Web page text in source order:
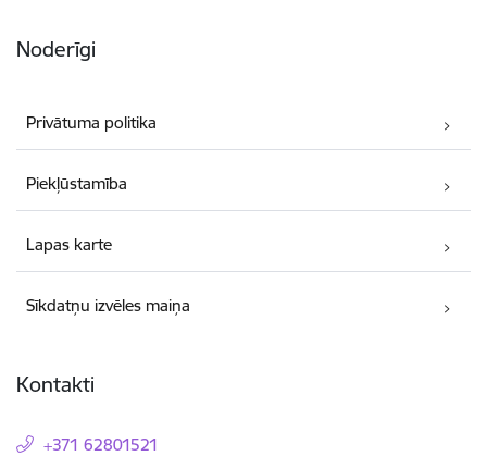
Noderīgi
Privātuma politika
Piekļūstamība
Lapas karte
Sīkdatņu izvēles maiņa
Kontakti
+371 62801521